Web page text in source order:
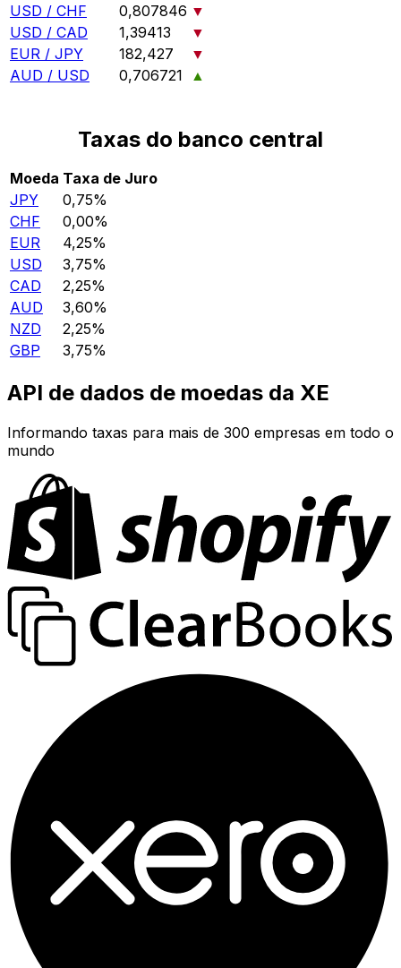
USD / CHF
0,807846 ▼
USD / CAD
1,39413
▼
EUR / JPY
182,427
▼
AUD / USD
0,706721 ▲
Taxas do banco central
Moeda Taxa de Juro
JPY
0,75%
CHF
0,00%
EUR
4,25%
USD
3,75%
CAD
2,25%
AUD
3,60%
NZD
2,25%
GBP
3,75%
API de dados de moedas da XE
Informando taxas para mais de 300 empresas em todo o
mundo